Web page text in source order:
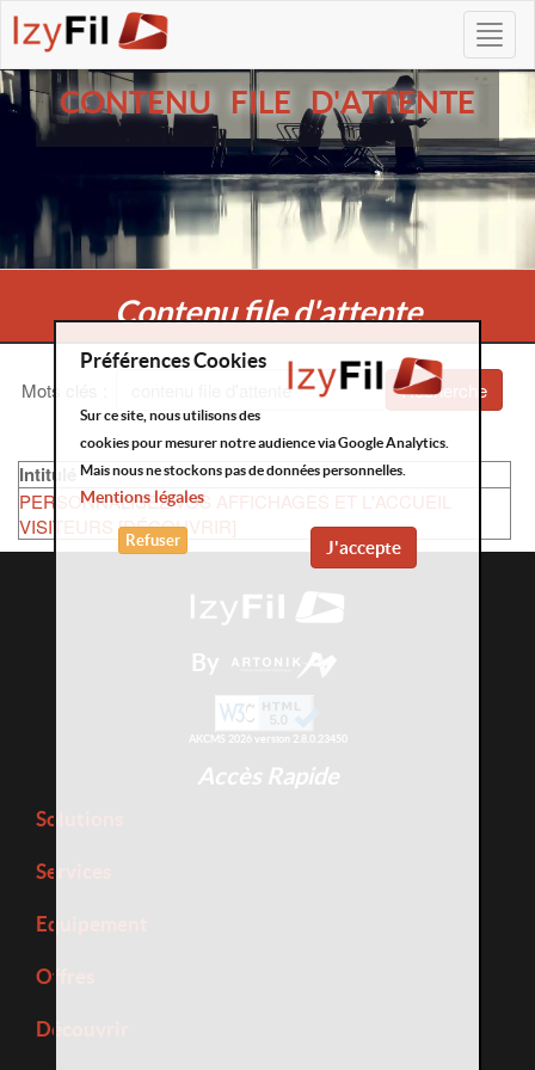
CONTENU FILE D'ATTENTE
Contenu file d'attente
Mots clés Recherche
Intitulé
PERSONNALISEZ VOS AFFICHAGES ET L'ACCUEIL
VISITEURS [DÉCOUVRIR]
By
AKCMS 2026 version 2.8.0.23450
Accès Rapide
Solutions
Services
Equipement
Offres
Découvrir
Préférences Cookies
Sur ce site, nous utilisons des
cookies pour mesurer notre audience via Google Analytics.
Mais nous ne stockons pas de données personnelles.
Mentions légales
J'accepte
Refuser